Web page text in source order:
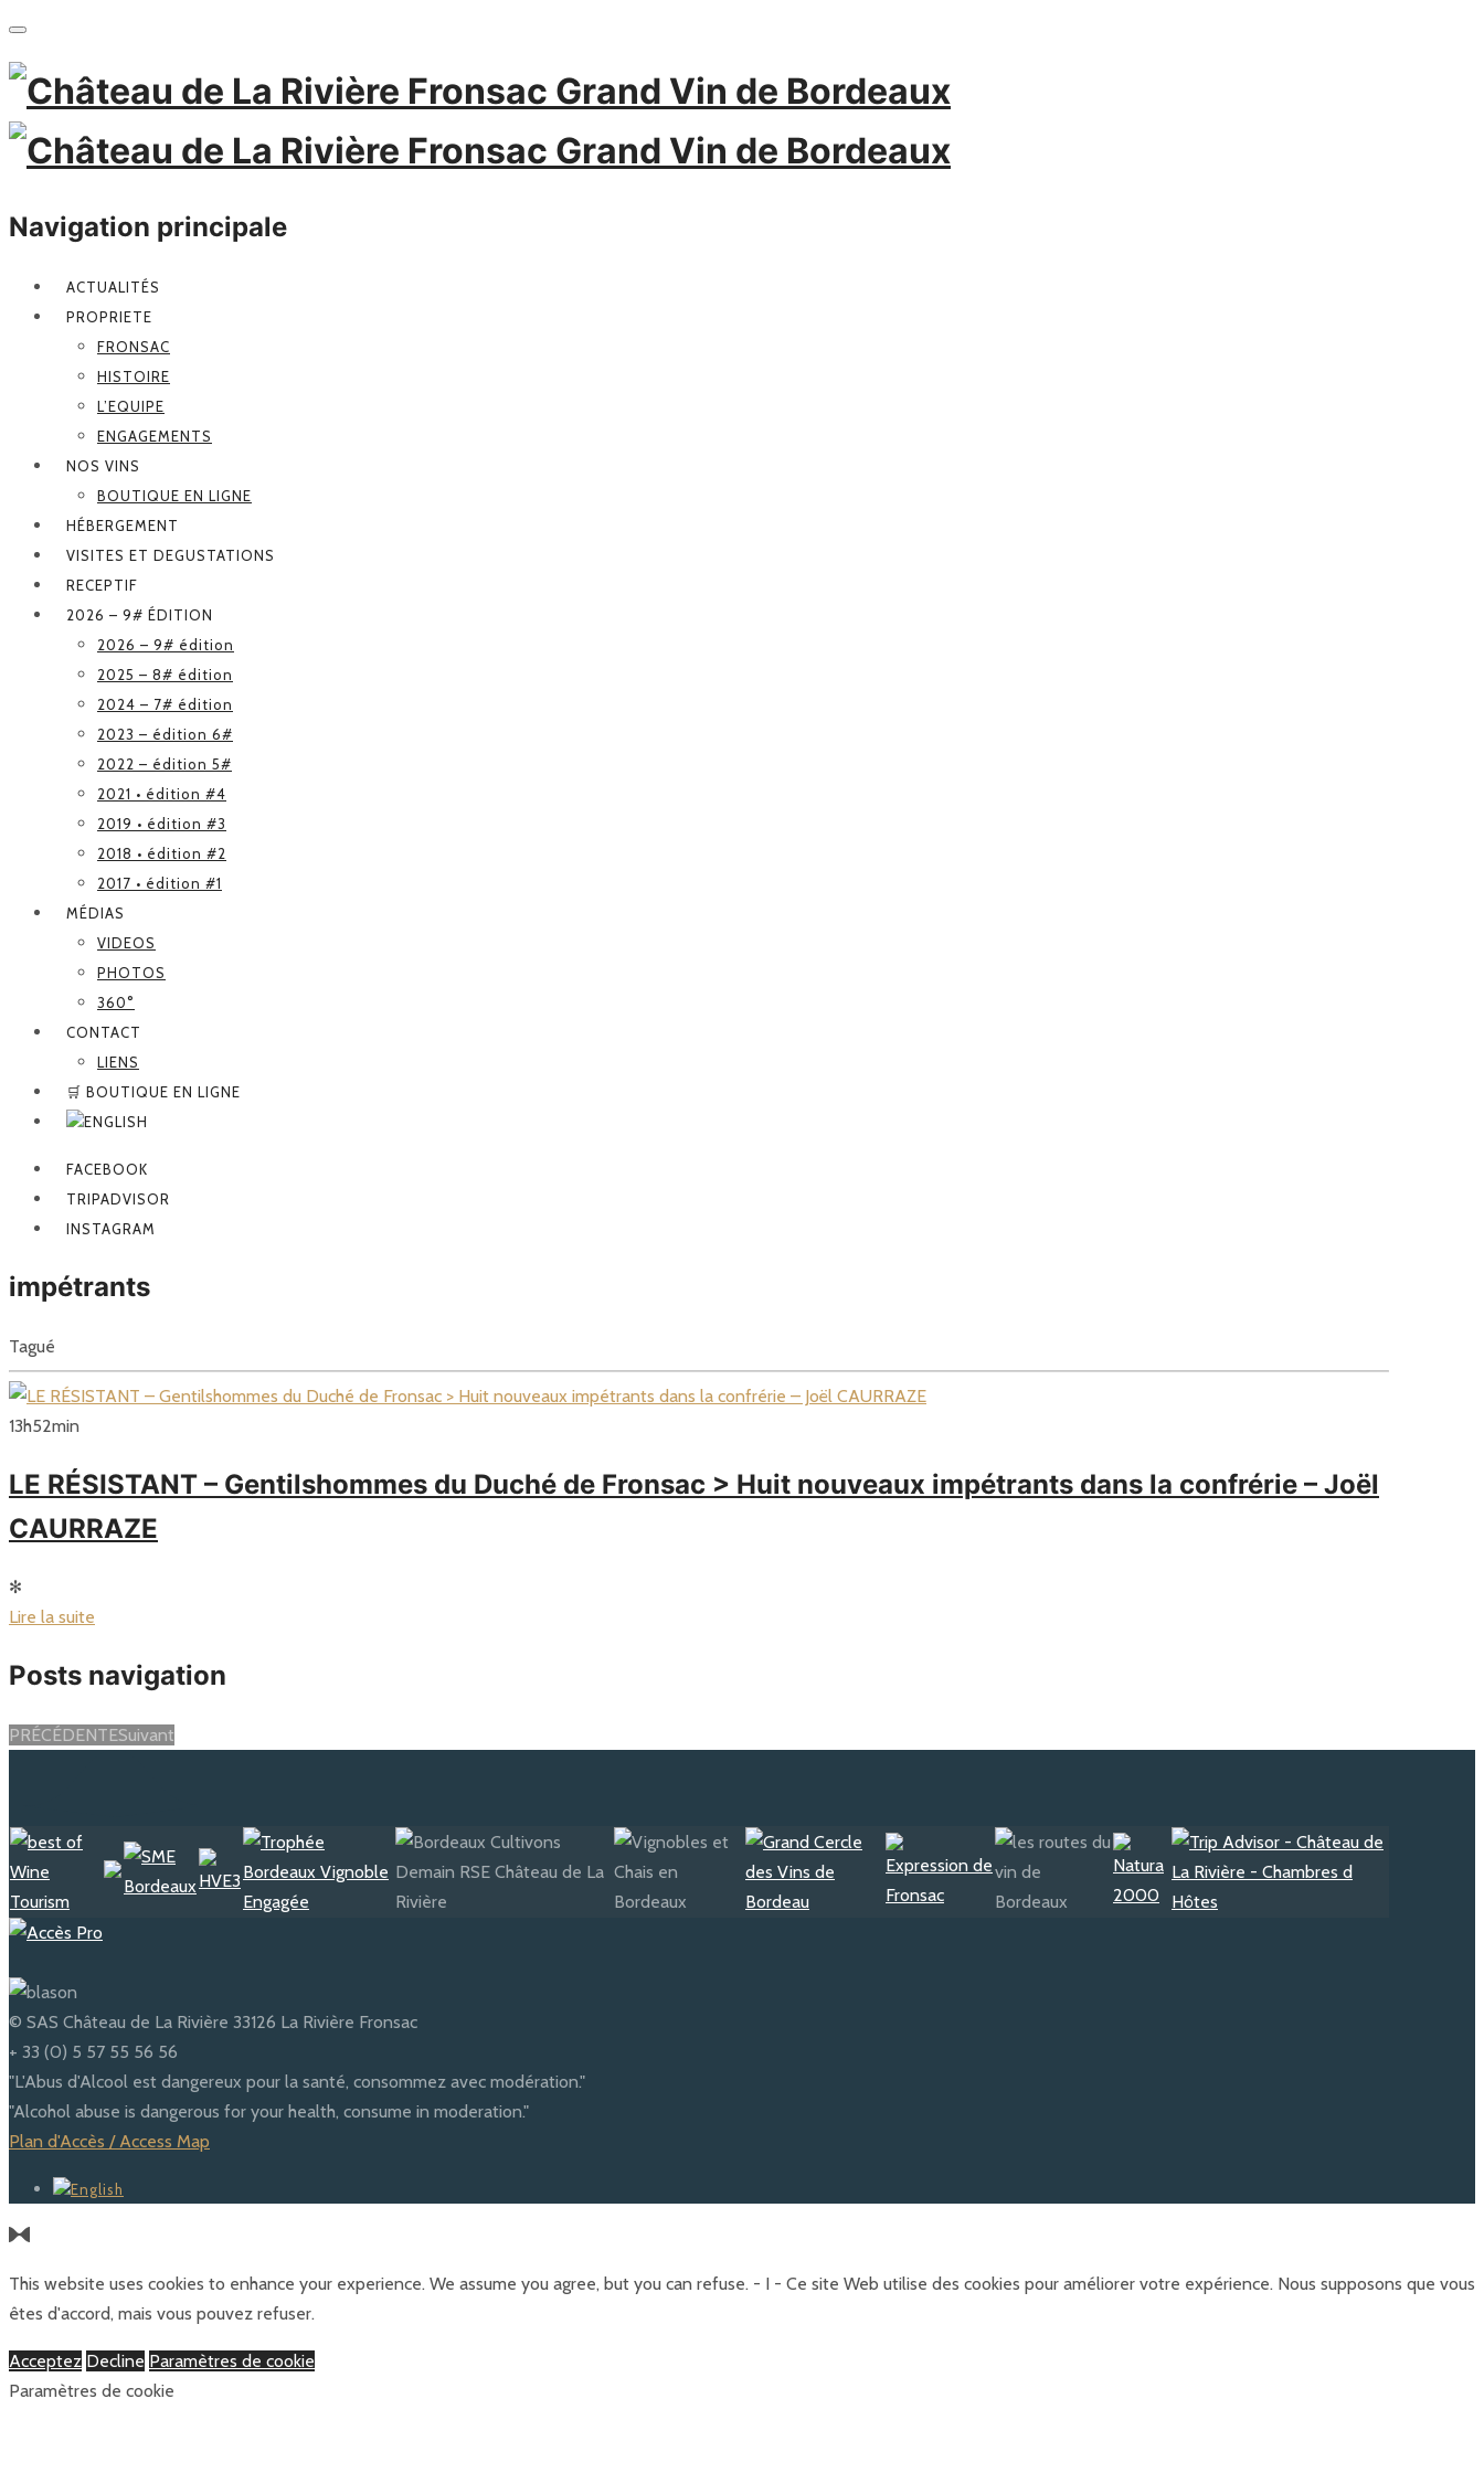
Navigation principale
ACTUALITÉS
PROPRIETE
FRONSAC
HISTOIRE
L’EQUIPE
ENGAGEMENTS
NOS VINS
BOUTIQUE EN LIGNE
HÉBERGEMENT
VISITES ET DEGUSTATIONS
RECEPTIF
2026 – 9# ÉDITION
2026 – 9# édition
2025 – 8# édition
2024 – 7# édition
2023 – édition 6#
2022 – édition 5#
2021 • édition #4
2019 • édition #3
2018 • édition #2
2017 • édition #1
MÉDIAS
VIDEOS
PHOTOS
360°
CONTACT
LIENS
🛒 BOUTIQUE EN LIGNE
FACEBOOK
TRIPADVISOR
INSTAGRAM
impétrants
Tagué
13h52min
LE RÉSISTANT – Gentilshommes du Duché de Fronsac > Huit nouveaux impétrants dans la confrérie – Joël
CAURRAZE
✻
Lire la suite
Posts navigation
PRÉCÉDENTESuivant
© SAS Château de La Rivière 33126 La Rivière Fronsac
+ 33 (0) 5 57 55 56 56
"L'Abus d'Alcool est dangereux pour la santé, consommez avec modération."
"Alcohol abuse is dangerous for your health, consume in moderation."
Plan d'Accès / Access Map
This website uses cookies to enhance your experience. We assume you agree, but you can refuse. - I - Ce site Web utilise des cookies pour améliorer votre expérience. Nous supposons que vous
êtes d'accord, mais vous pouvez refuser.
Acceptez Decline Paramètres de cookie
Paramètres de cookie